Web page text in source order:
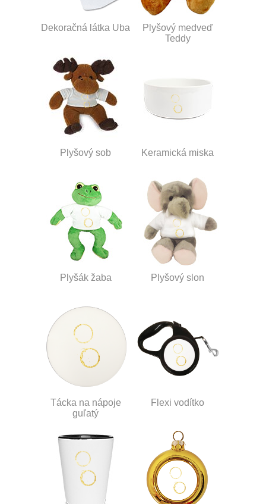
Dekoračná látka Uba
Plyšový medveď
Teddy
Plyšový sob Keramická miska
Plyšák žaba Plyšový slon
Tácka na nápoje
guľatý
Flexi vodítko